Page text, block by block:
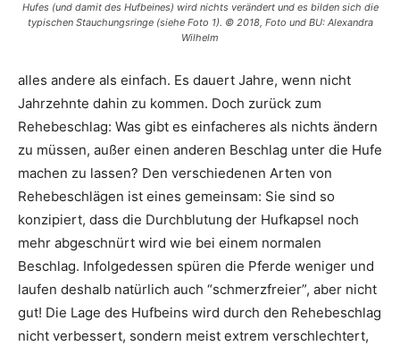
Hufes (und damit des Hufbeines) wird nichts verändert und es bilden sich die
typischen Stauchungsringe (siehe Foto 1). © 2018, Foto und BU: Alexandra
Wilhelm
alles andere als einfach. Es dauert Jahre, wenn nicht
Jahrzehnte dahin zu kommen. Doch zurück zum
Rehebeschlag: Was gibt es einfacheres als nichts ändern
zu müssen, außer einen anderen Beschlag unter die Hufe
machen zu lassen? Den verschiedenen Arten von
Rehebeschlägen ist eines gemeinsam: Sie sind so
konzipiert, dass die Durchblutung der Hufkapsel noch
mehr abgeschnürt wird wie bei einem normalen
Beschlag. Infolgedessen spüren die Pferde weniger und
laufen deshalb natürlich auch “schmerzfreier”, aber nicht
gut! Die Lage des Hufbeins wird durch den Rehebeschlag
nicht verbessert, sondern meist extrem verschlechtert,